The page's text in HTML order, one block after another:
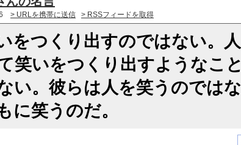
> URLを携帯に送信 > RSSフィードを取得
をつくり出すのではない。人
笑いをつくり出すようなこと
い。彼らは人を笑うのではな
に笑うのだ。